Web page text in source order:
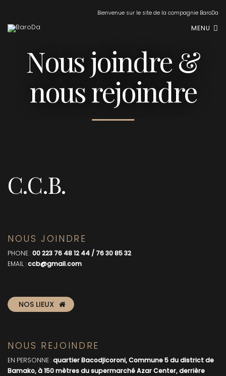
Bienvenue sur le site de la compagnie BaroDa
MENU
Nous joindre &
nous rejoindre
C.C.B.
NOUS JOINDRE
PHONE :00 223 76 48 12 44 / 76 30 85 32
EMAIL :ccb@gmail.com
NOS LIEUX
NOUS REJOINDRE
EN PERSONNE :quartier Bacodjicoroni, Commune 5 du district de
Bamako, à 150 mètres du supermarché Azar Center, derrière